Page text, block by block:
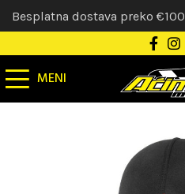
MENI
Besplatna dostava preko €100